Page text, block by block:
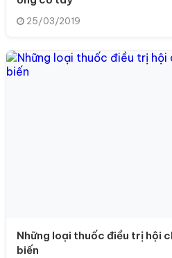
25/03/2019
Những loại thuốc điều trị hội
biến